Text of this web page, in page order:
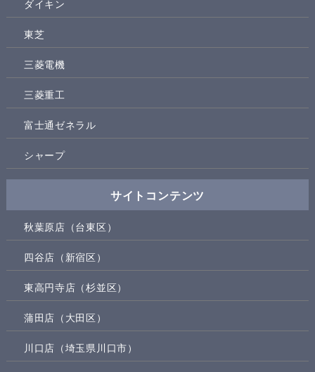
ダイキン
東芝
三菱電機
三菱重工
富士通ゼネラル
シャープ
サイトコンテンツ
秋葉原店（台東区）
四谷店（新宿区）
東高円寺店（杉並区）
蒲田店（大田区）
川口店（埼玉県川口市）